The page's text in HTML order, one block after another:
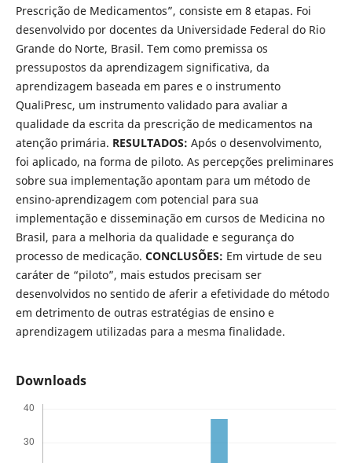
Prescrição de Medicamentos”, consiste em 8 etapas. Foi
desenvolvido por docentes da Universidade Federal do Rio
Grande do Norte, Brasil. Tem como premissa os
pressupostos da aprendizagem significativa, da
aprendizagem baseada em pares e o instrumento
QualiPresc, um instrumento validado para avaliar a
qualidade da escrita da prescrição de medicamentos na
atenção primária. RESULTADOS: Após o desenvolvimento,
foi aplicado, na forma de piloto. As percepções preliminares
sobre sua implementação apontam para um método de
ensino-aprendizagem com potencial para sua
implementação e disseminação em cursos de Medicina no
Brasil, para a melhoria da qualidade e segurança do
processo de medicação. CONCLUSÕES: Em virtude de seu
caráter de “piloto”, mais estudos precisam ser
desenvolvidos no sentido de aferir a efetividade do método
em detrimento de outras estratégias de ensino e
aprendizagem utilizadas para a mesma finalidade.
Downloads